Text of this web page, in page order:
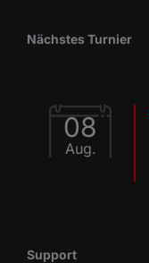
Nächstes Turnier
08
Aug.
Support